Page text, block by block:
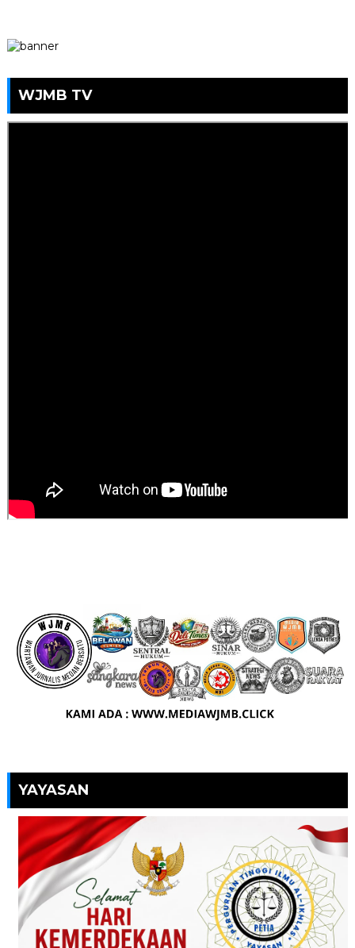
WJMB TV
YAYASAN